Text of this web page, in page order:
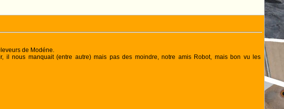
de Modéne.
il nous manquait (entre autre) mais pas des moindre, notre amis Robot, mais bon vu les